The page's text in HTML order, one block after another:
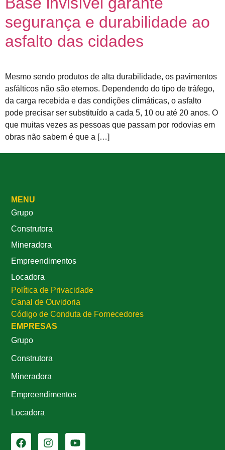
segurança e durabilidade ao
asfalto das cidades
Mesmo sendo produtos de alta durabilidade, os pavimentos
asfálticos não são eternos. Dependendo do tipo de tráfego,
da carga recebida e das condições climáticas, o asfalto
pode precisar ser substituído a cada 5, 10 ou até 20 anos. O
que muitas vezes as pessoas que passam por rodovias em
obras não sabem é que a […]
MENU
Grupo
Construtora
Mineradora
Empreendimentos
Locadora
Política de Privacidade
Canal de Ouvidoria
Código de Conduta de Fornecedores
EMPRESAS
Grupo
Construtora
Mineradora
Empreendimentos
Locadora